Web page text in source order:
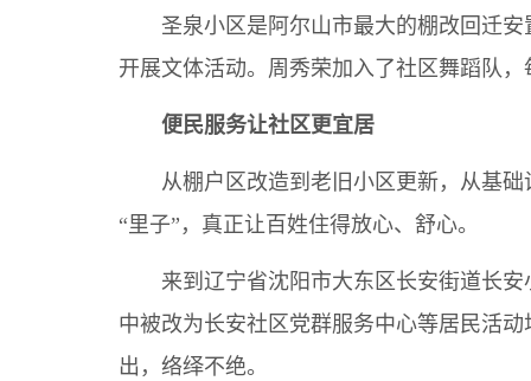
圣泉小区是阿尔山市最大的棚改回迁安
开展文体活动。周秀荣加入了社区舞蹈队
便民服务让社区更宜居
从棚户区改造到老旧小区更新，从基础
“里子”，真正让百姓住得放心、舒心。
来到辽宁省沈阳市大东区长安街道长安
中被改为长安社区党群服务中心等居民活
出，络绎不绝。